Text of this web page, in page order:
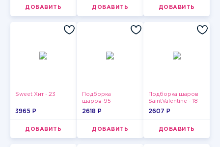
ДОБАВИТЬ ДОБАВИТЬ ДОБАВИТЬ
Sweet Хит - 23
3965 P
ДОБАВИТЬ
Подборка
шаров-95
2618 P
ДОБАВИТЬ
Подборка шаров
SaintValentine - 18
2607 P
ДОБАВИТЬ